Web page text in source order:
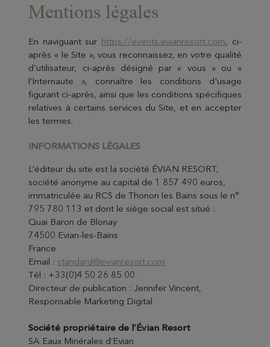
Mentions légales
En naviguant sur https://events.evianresort.com, ci-
après « le Site », vous reconnaissez, en votre qualité
d'utilisateur, ci-après désigné par « vous » ou «
l’Internaute », connaître les conditions d'usage
figurant ci-après, ainsi que les conditions spécifiques
relatives à certains services du Site, et en accepter
les termes.
INFORMATIONS LÉGALES
L’éditeur du site est la société ÉVIAN RESORT,
société anonyme au capital de 1 857 490 euros,
immatriculée au RCS de Thonon les Bains sous le n°
795 780 113 et dont le siège social est situé :
Quai Baron de Blonay
74500 Evian-les-Bains
France
Email : standard@evianresort.com
Tél : +33(0)4 50 26 85 00
Directeur de publication : Jennifer Vincent,
Responsable Marketing Digital
Société propriétaire de l’Évian Resort
SA Eaux Minérales d’Evian